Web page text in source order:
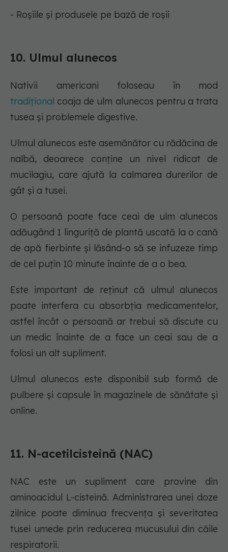
- Roșiile și produsele pe bază de roșii
10. Ulmul alunecos
Nativii americani foloseau în mod
tradițional coaja de ulm alunecos pentru a trata
tusea și problemele digestive.
Ulmul alunecos este asemănător cu rădăcina de
nalbă, deoarece conține un nivel ridicat de
mucilagiu, care ajută la calmarea durerilor de
gât și a tusei.
O persoană poate face ceai de ulm alunecos
adăugând 1 linguriță de plantă uscată la o cană
de apă fierbinte și lăsând-o să se infuzeze timp
de cel puțin 10 minute înainte de a o bea.
Este important de reținut că ulmul alunecos
poate interfera cu absorbția medicamentelor,
astfel încât o persoană ar trebui să discute cu
un medic înainte de a face un ceai sau de a
folosi un alt supliment.
Ulmul alunecos este disponibil sub formă de
pulbere și capsule în magazinele de sănătate și
online.
11. N-acetilcisteină (NAC)
NAC este un supliment care provine din
aminoacidul L-cisteină. Administrarea unei doze
zilnice poate diminua frecvența și severitatea
tusei umede prin reducerea mucusului din căile
respiratorii.